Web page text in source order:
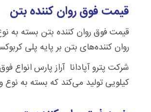
قیمت فوق روان کننده بتن
قیمت فوق روان کننده بتن بسته به
روان کننده‌های بتن بر پایه پلی
کیلویی تولید می‌کند که بسته به